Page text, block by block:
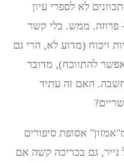
לא לספרי עיון
פרוזה. ממש. בלי קשר
ויכוח (מדוע לא, הרי גם
להתווכח), מדובר
האם זה עתיד
אסופת סיפורים
נייר, גם בכריכה קשה אם